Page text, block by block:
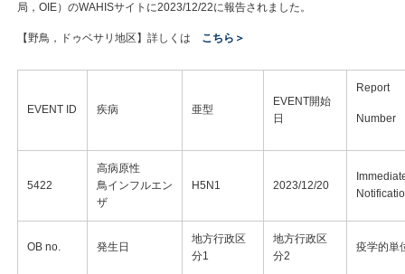
局，OIE）のWAHISサイトに2023/12/22に報告されました。
【野鳥，ドゥベサリ地区】詳しくは こちら＞
EVENT ID 疾病 亜型
EVENT開始
日
Report
Number
5422
高病原性
鳥インフルエン
ザ
H5N1 2023/12/20
OB no. 発生日
地方行政区
分1
地方行政区
分2
疫学的単